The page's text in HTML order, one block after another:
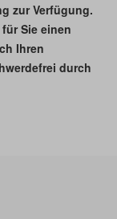
zur Verfügung.
Sie einen
Ihren
durch